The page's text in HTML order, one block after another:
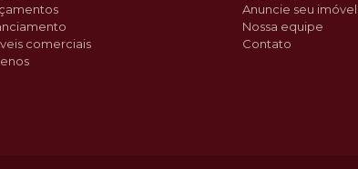
comerciais
Anuncie seu imóvel
Nossa equipe
Contato